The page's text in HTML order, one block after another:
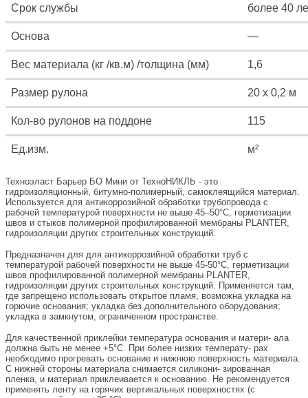
Срок службы более 40
Основа —
Вес материала (кг /кв.м) /толщина (мм) 1,6
Размер рулона 20 х 0,2 м
Кол-во рулонов на поддоне 115
Ед.изм. м²
Техноэласт Барьер БО Мини от ТехноНИКЛЬ - это
гидроизоляционный, битумно-полимерный, самоклеящийся материал.
Используется для антикоррозийной обработки трубопровода с
рабочей температурой поверхности не выше 45–50°С, герметизации
швов и стыков полимерной профилированной мембраны PLANTER,
гидроизоляции других строительных конструкций.
Предназначен для для антикоррозийной обработки труб с
температурой рабочей поверхности не выше 45-50°С, герметизации
швов профилированной полимерной мембраны PLANTER,
гидроизоляции других строительных конструкций. Применяется там,
где запрещено использовать открытое пламя, возможна укладка на
горючие основания; укладка без дополнительного оборудования;
укладка в замкнутом, ограниченном пространстве.
Для качественной приклейки температура основания и матери- ала
должна быть не менее +5°С. При более низких температу- рах
необходимо прогревать основание и нижнюю поверхность материала.
С нижней стороны материала снимается силикони- зированная
пленка, и материал приклеивается к основанию. Не рекомендуется
применять ленту на горячих вертикальных поверхностях (с